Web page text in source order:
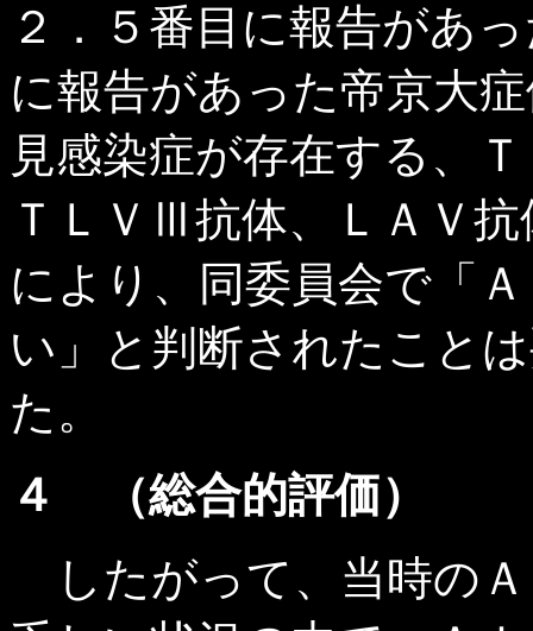
２．５番目に報告があ
に報告があった帝京大
見感染症が存在する、Ｔ
ＴＬＶⅢ抗体、ＬＡＶ
により、同委員会で「
い」と判断されたこと
た。
４ （総合的評価）
したがって、当時の